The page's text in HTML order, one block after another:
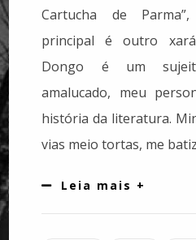
Cartucha de
principal é outro
Dongo é um
amalucado, meu
história da literatura.
vias meio tortas, me
Leia mais +